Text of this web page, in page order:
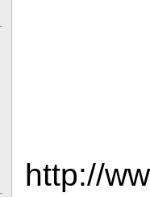
http://